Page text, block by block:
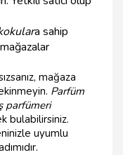
a sahip
mağaza
Parfüm
parfümeri
bulabilirsiniz.
uyumlu